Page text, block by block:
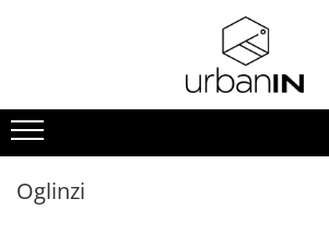
Lampi suspendate
Plafoniere
Iluminat tehnic/ Spoturi
Portabil
Perete
Stalpi
Sistem de iluminat pe sina
Sine magnetice LVM
Sine magnetice LVM
Accesorii LVM
Lumini LED LVM
Baterii lavoar
Baterii cada/dus
Seturi si coloane de dus
Oglinzi cu LED
Oglinzi decorative
Oglinzi